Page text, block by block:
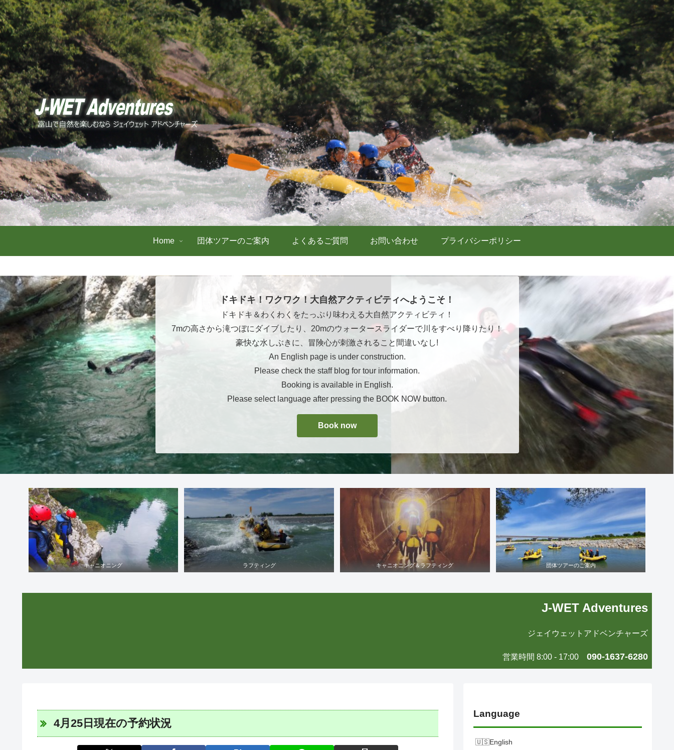
Home 団体ツアーのご案内 よくあるご質問 お問い合わせ プライバシーポリシー
ドキドキ！ワクワク！大自然アクティビティへようこそ！
ドキドキ＆わくわくをたっぷり味わえる大自然アクティビティ！
7mの高さから滝つぼにダイブしたり、20mのウォータースライダーで川をすべり降りたり！
豪快な水しぶきに、冒険心が刺激されること間違いなし!
An English page is under construction.
Please check the staff blog for tour information.
Booking is available in English.
Please select language after pressing the BOOK NOW button.
Book now
キャニオニング ラフティング キャニオニング＆ラフティング 団体ツアーのご案内
J-WET Adventures
ジェイウェットアドベンチャーズ
営業時間 8:00 - 17:00 090-1637-6280
4月25日現在の予約状況
Language
English